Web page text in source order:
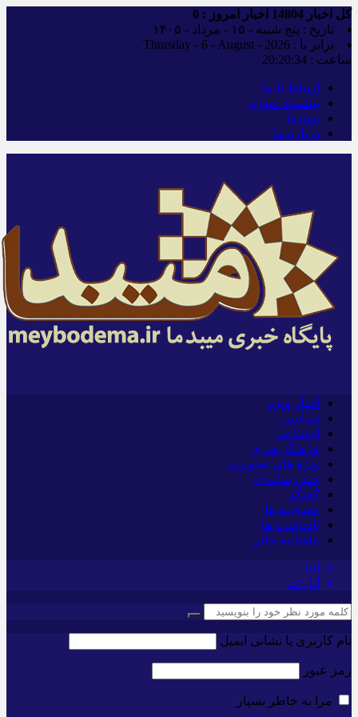
کل اخبار اخبار امروز : 0
تاریخ : پنج شنبه - ۱۵ - مرداد - ۱۴۰۵
برابر با : Thursday - 6 - August - 2026
ساعت : 20:20:34
ارتباط با ما
پیشنهاد سوژه
پیوندها
درباره ما
اخبار ویژه
سیاسی
اجتماعی
فرهنگی‌هنری
ویژه های تصویری
چند رسانه‌ای
گفتگو
مصاحبه ها
یادداشت ها
ماهنامه حائر
ایتا
آپارات
نام کاربری یا نشانی ایمیل
رمز عبور
مرا به خاطر بسپار